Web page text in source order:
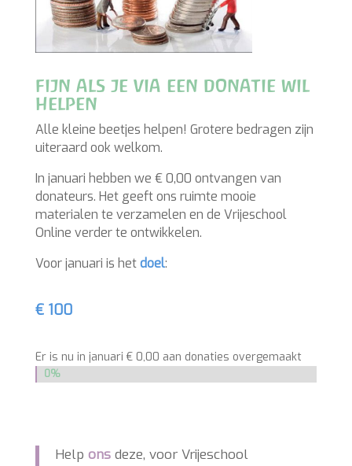
fijn als je via een donatie wil
helpen
Alle kleine beetjes helpen! Grotere bedragen zijn
uiteraard ook welkom.
In januari hebben we € 0,00 ontvangen van
materialen te verzamelen en de Vrijeschool
Voor januari is het
€ 100